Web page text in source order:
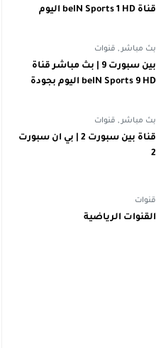
قناة beIN Sports 1 HD اليوم
بث مباشر, قنوات
بين سبورت 9 | بث مباشر قناة
beIN Sports 9 HD اليوم بجودة
بث مباشر, قنوات
قناة بين سبورت 2 | بي ان سبورت
2
قنوات
القنوات الرياضية